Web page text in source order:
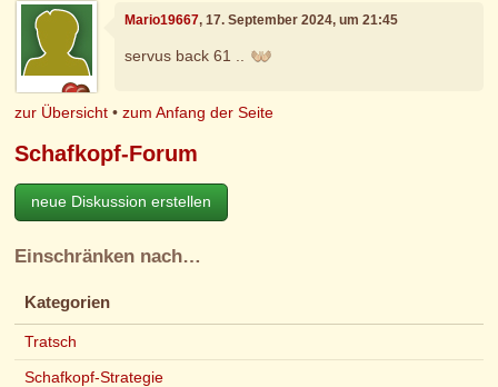
Mario19667, 17. September 2024, um 21:45
servus back 61 ..
zur Übersicht •zum Anfang der Seite
Schafkopf-Forum
neue Diskussion erstellen
Einschränken nach…
Kategorien
Tratsch
Schafkopf-Strategie